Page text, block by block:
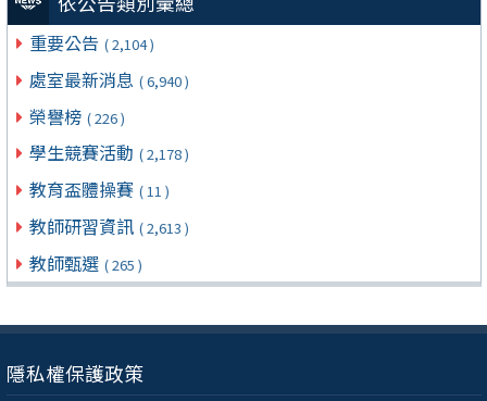
重要公告 ( 2,104 )
處室最新消息 ( 6,940 )
榮譽榜 ( 226 )
學生競賽活動 ( 2,178 )
教育盃體操賽 ( 11 )
教師研習資訊 ( 2,613 )
教師甄選 ( 265 )
隱私權保護政策